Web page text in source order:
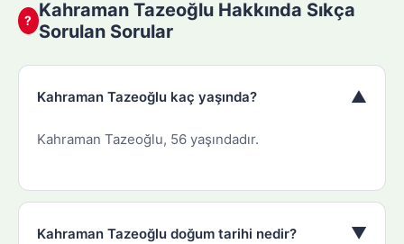
? Kahraman Tazeoğlu Hakkında Sıkça
Sorulan Sorular
Kahraman Tazeoğlu kaç yaşında? ▼
Kahraman Tazeoğlu, 56 yaşındadır.
Kahraman Tazeoğlu doğum tarihi nedir? ▼